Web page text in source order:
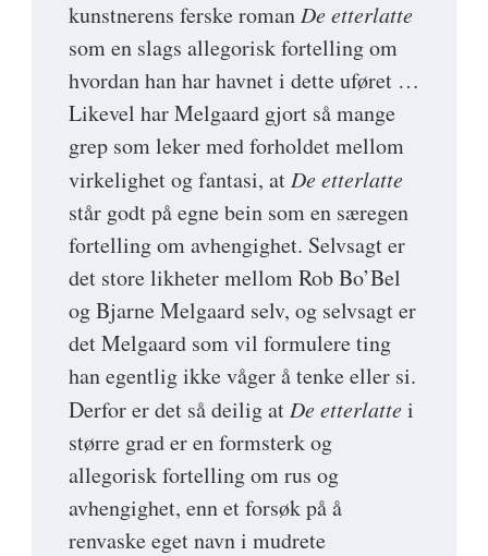
kunstnerens ferske roman De etterlatte
som en slags allegorisk fortelling om
hvordan han har havnet i dette uføret …
Likevel har Melgaard gjort så mange
grep som leker med forholdet mellom
virkelighet og fantasi, at De etterlatte
står godt på egne bein som en særegen
fortelling om avhengighet. Selvsagt er
det store likheter mellom Rob Bo’Bel
og Bjarne Melgaard selv, og selvsagt er
det Melgaard som vil formulere ting
han egentlig ikke våger å tenke eller si.
Derfor er det så deilig at De etterlattei
større grad er en formsterk og
allegorisk fortelling om rus og
avhengighet, enn et forsøk på å
renvaske eget navn i mudrete